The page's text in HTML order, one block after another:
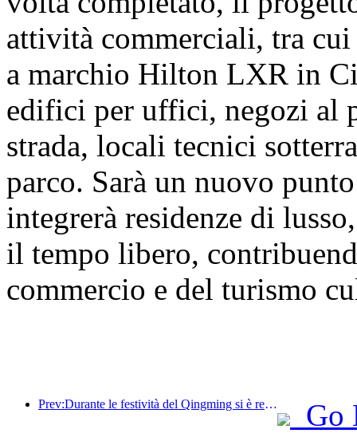
attività commerciali, tra
a marchio Hilton LXR in
edifici per uffici, negozi al
strada, locali tecnici
parco. Sarà un nuovo
integrerà residenze di
il tempo libero,
commercio e del turismo
Prev:Durante le festività del Qingming si è registrato un aumento dei viaggi dovuto alle lunghe ferie, con gite e visite ai fiori che hanno portato a un aumento del numero di visitatori in molte città.
Go